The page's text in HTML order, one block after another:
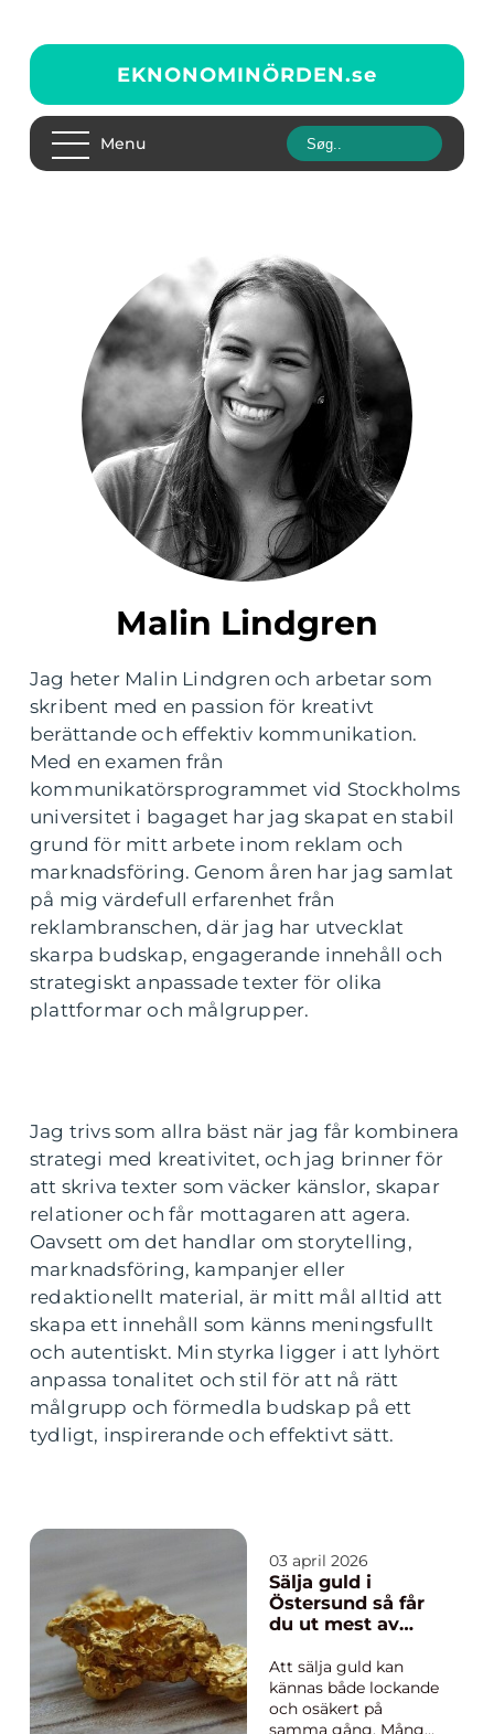
EKNONOMINÖRDEN.se
Menu
Malin Lindgren
Jag heter Malin Lindgren och arbetar som
skribent med en passion för kreativt
berättande och effektiv kommunikation.
Med en examen från
kommunikatörsprogrammet vid Stockholms
universitet i bagaget har jag skapat en stabil
grund för mitt arbete inom reklam och
marknadsföring. Genom åren har jag samlat
på mig värdefull erfarenhet från
reklambranschen, där jag har utvecklat
skarpa budskap, engagerande innehåll och
strategiskt anpassade texter för olika
plattformar och målgrupper.
Jag trivs som allra bäst när jag får kombinera
strategi med kreativitet, och jag brinner för
att skriva texter som väcker känslor, skapar
relationer och får mottagaren att agera.
Oavsett om det handlar om storytelling,
marknadsföring, kampanjer eller
redaktionellt material, är mitt mål alltid att
skapa ett innehåll som känns meningsfullt
och autentiskt. Min styrka ligger i att lyhört
anpassa tonalitet och stil för att nå rätt
målgrupp och förmedla budskap på ett
tydligt, inspirerande och effektivt sätt.
03 april 2026
Sälja guld i
Östersund så får
du ut mest av
Att sälja guld kan
kännas både lockande
och osäkert på
samma gång. Många